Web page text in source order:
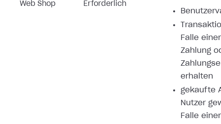
Web Shop Erforderlich
Falle
Zahlung
erhalten
gekaufte
Nutzer
Falle